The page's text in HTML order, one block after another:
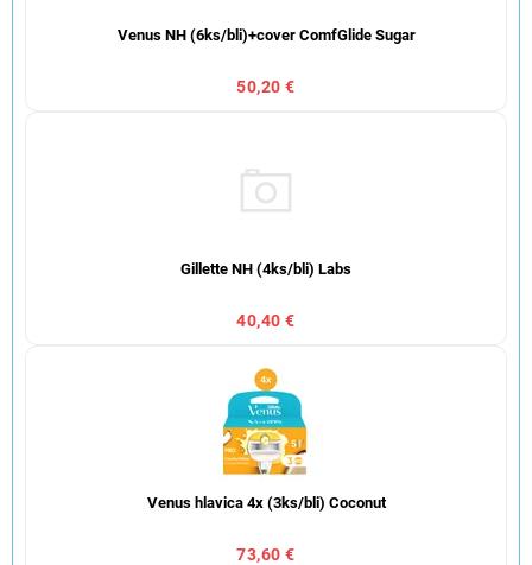
Venus NH (6ks/bli)+cover ComfGlide Sugar
50,20 €
Gillette NH (4ks/bli) Labs
40,40 €
Venus hlavica 4x (3ks/bli) Coconut
73,60 €